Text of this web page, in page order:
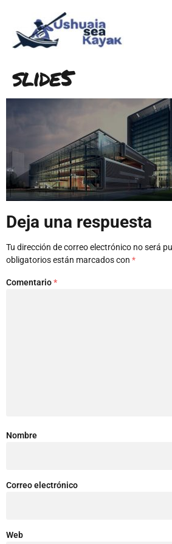
slide5
Deja una respuesta
Tu dirección de correo electrónico no será
obligatorios están marcados con *
Comentario*
Nombre
Correo electrónico
Web